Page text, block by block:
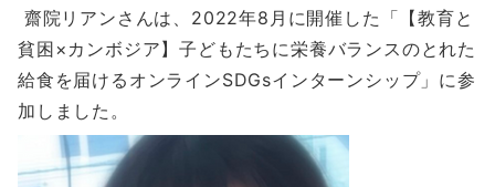
齋院リアンさんは、2022年8月に開催した「【教育と
貧困×カンボジア】子どもたちに栄養バランスのとれた
給食を届けるオンラインSDGsインターンシップ」に参
加しました。